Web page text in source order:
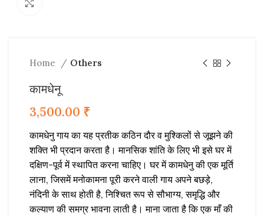
Home Others
कामधेनू
3,500.00 ₹
कामधेनु गाय का यह प्रतीक कठिन दौर व मुश्किलों से जूझने की
शक्ति भी प्रदान करता है। मानसिक शांति के लिए भी इसे घर में
दक्षिण-पूर्व में स्थापित करना चाहिए। घर में कामधेनु की एक मूर्ति
लाना, जिसमें मनोकामना पूरी करने वाली गाय अपने बछड़े,
नंदिनी के साथ होती है, निश्चित रूप से सौभाग्य, समृद्धि और
कल्याण की समग्र भावना लाती है। माना जाता है कि एक माँ की